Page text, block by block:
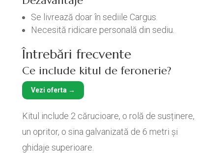
Se livrează doar în sediile Cargus.
Necesită ridicare personală din sediu.
Întrebări frecvente
Ce include kitul de feronerie?
Vezi oferta →
Kitul include 2 cărucioare, o rolă de susținere,
un opritor, o sina galvanizată de 6 metri și
ghidaje superioare.